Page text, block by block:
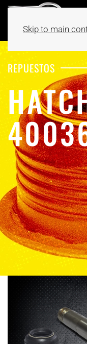
Skip to main
REPUESTOS